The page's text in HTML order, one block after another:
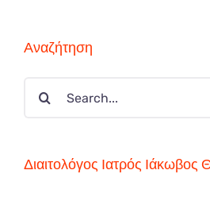
Αναζήτηση
Search
Διαιτολόγος Ιατρός Ιάκωβος